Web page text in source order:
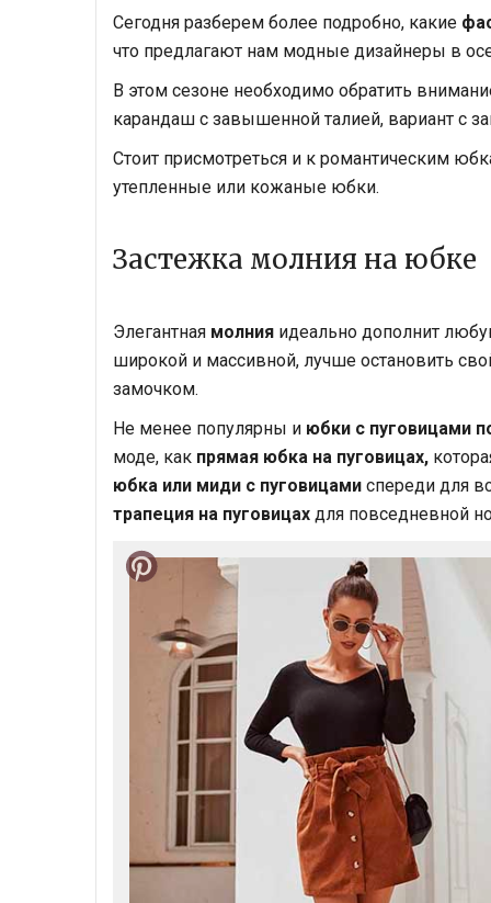
Сегодня разберем более подробно, какие
что предлагают нам модные дизайнеры в
В этом сезоне необходимо обратить
карандаш с завышенной талией, вариант с
Стоит присмотреться и к романтическим
утепленные или кожаные юбки.
Застежка молния на юбке
Элегантная молния идеально дополнит
широкой и массивной, лучше остановить
замочком.
Не менее популярны и юбки с пуговицами
моде, как прямая юбка на пуговицах,
юбка или миди с пуговицами спереди для
трапеция на пуговицах для повседневной